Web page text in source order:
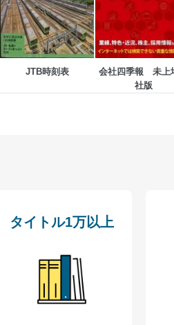
の機会を通じて、個人情報保護マネ
ジメントシステムに関するご相談及
個人情報保護管理者の責任のもと、
JTB時刻表
会社四季報　未上
社版
タイトル1万以上